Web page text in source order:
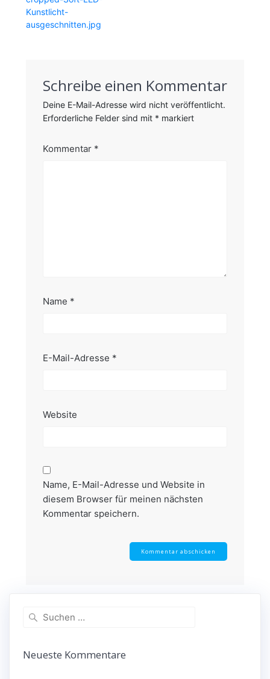
Beitrag:
Kunstlicht-
ausgeschnitten.jpg
Schreibe einen Kommentar
Deine E-Mail-Adresse wird nicht veröffentlicht.
Erforderliche Felder sind mit * markiert
Kommentar *
Name *
E-Mail-Adresse *
Website
Name, E-Mail-Adresse und Website in
diesem Browser für meinen nächsten
Kommentar speichern.
Suchen
nach:
Neueste Kommentare